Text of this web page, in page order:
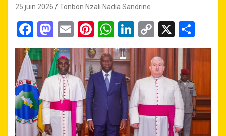
25 juin 2026 Tonbon Nzali Nadia Sandrine
F
a
ce
b
o
o
k
M
a
st
o
d
o
E
m
ail
Pi
nt
er
es
t
W
h
at
s
A
p
p
Li
n
ke
dI
n
C
o
py
Li
n
k
X
ar
ta
er